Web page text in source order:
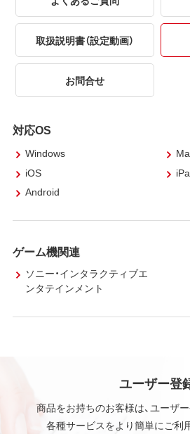
取扱説明書（設定動画）
お問合せ
対応OS
Windows
iOS
Android
ゲーム機関連
ソニー・インタラクティブエ
ンタテインメント
ユーザー登
商品をお持ちのお客様は、ユーザ
各種サービスをより簡単にご利